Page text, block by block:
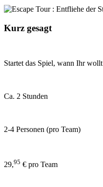
Kurz gesagt
Startet das Spiel, wann Ihr wollt
Ca. 2 Stunden
2-4 Personen (pro Team)
29,95 € pro Team